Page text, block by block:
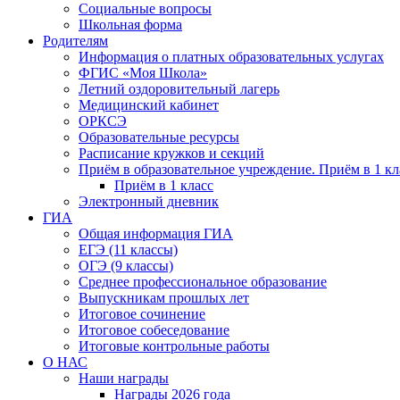
Социальные вопросы
Школьная форма
Родителям
Информация о платных образовательных услугах
ФГИС «Моя Школа»
Летний оздоровительный лагерь
Медицинский кабинет
ОРКСЭ
Образовательные ресурсы
Расписание кружков и секций
Приём в образовательное учреждение. Приём в 1
Приём в 1 класс
Электронный дневник
ГИА
Общая информация ГИА
ЕГЭ (11 классы)
ОГЭ (9 классы)
Среднее профессиональное образование
Выпускникам прошлых лет
Итоговое сочинение
Итоговое собеседование
Итоговые контрольные работы
О НАС
Наши награды
Награды 2026 года